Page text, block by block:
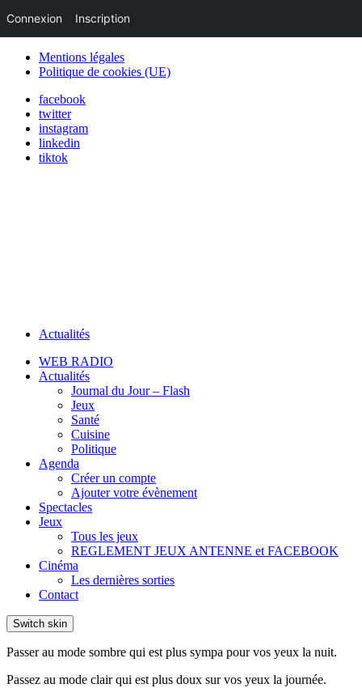
Mentions légales
Politique de cookies (UE)
facebook
twitter
instagram
linkedin
tiktok
Actualités
WEB RADIO
Actualités
Journal du Jour – Flash
Jeux
Santé
Cuisine
Politique
Agenda
Créer un compte
Ajouter votre évènement
Spectacles
Jeux
Tous les jeux
REGLEMENT JEUX ANTENNE et FACEBOOK
Cinéma
Les dernières sorties
Contact
Switch skin
Passer au mode sombre qui est plus sympa pour vos yeux la nuit.
Passez au mode clair qui est plus doux sur vos yeux la journée.
Connexion Inscription